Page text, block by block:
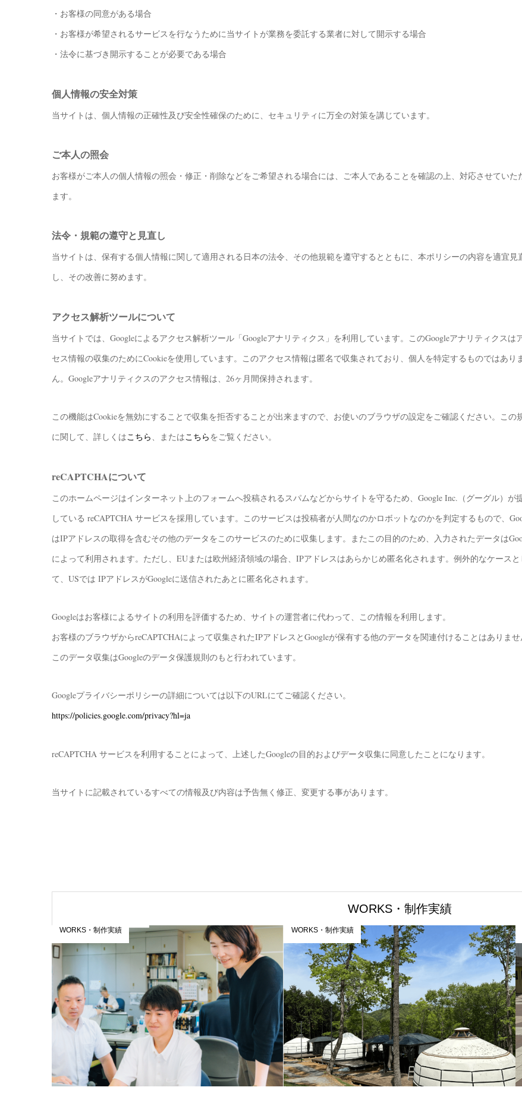
・お客様の同意がある場合
・お客様が希望されるサービスを行なうために当サイトが業務を委託する業者に対して開示する場合
・法令に基づき開示することが必要である場合
個人情報の安全対策
当サイトは、個人情報の正確性及び安全性確保のために、セキュリティに万全の対策を講じています。
ご本人の照会
お客様がご本人の個人情報の照会・修正・削除などをご希望される場合には、ご本人であることを確認の上、 対応させていた
ます。
法令・規範の遵守と見直し
当サイトは、保有する個人情報に関して適用される日本の法令、その他規範を遵守するとともに、本ポリシーの内容を適宜見
し、その改善に努めます。
アクセス解析ツールについて
当サイトでは、Googleによるアクセス解析ツール「Googleアナリティクス」を利用しています。このGoogleアナリティクスは
セス情報の収集のためにCookieを使用しています。このアクセス情報は匿名で収集されており、個人を特定するものではあり
ん。Googleアナリティクスのアクセス情報は、26ヶ月間保持されます。
この機能はCookieを無効にすることで収集を拒否することが出来ますので、お使いのブラウザの設定をご確認ください。この
に関して、詳しくはこちら、またはこちらをご覧ください。
reCAPTCHAについて
このホームページはインターネット上のフォームへ投稿されるスパムなどからサイトを守るため、Google Inc.（グーグル）が
している reCAPTCHA サービスを採用しています。このサービスは投稿者が人間なのかロボットなのかを判定するもので、
はIPアドレスの取得を含むその他のデータをこのサービスのために収集します。またこの目的のため、入力されたデータは
によって利用されます。ただし、EUまたは欧州経済領域の場合、IPアドレスはあらかじめ匿名化されます。例外的なケースと
て、USでは IPアドレスがGoogleに送信されたあとに匿名化されます。
Googleはお客様によるサイトの利用を評価するため、サイトの運営者に代わって、この情報を利用します。
お客様のブラウザからreCAPTCHAによって収集されたIPアドレスとGoogleが保有する他のデータを関連付けることはありませ
このデータ収集はGoogleのデータ保護規則のもと行われています。
Googleプライバシーポリシーの詳細については以下のURLにてご確認ください。
https://policies.google.com/privacy?hl=ja
reCAPTCHA サービスを利用することによって、上述したGoogleの目的およびデータ収集に同意したことになります。
当サイトに記載されているすべての情報及び内容は予告無く修正、変更する事があります。
WORKS・制作実績
WORKS・制作実績 WORKS・制作実績